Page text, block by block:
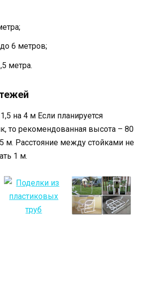
6 метров;
метра.
на 4 м Если планируется
то рекомендованная высота – 80
м. Расстояние между стойками не
1 м.